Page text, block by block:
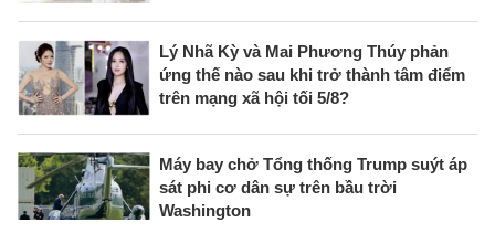
Lý Nhã Kỳ và Mai Phương Thúy phản
ứng thế nào sau khi trở thành tâm điểm
trên mạng xã hội tối 5/8?
Máy bay chở Tổng thống Trump suýt áp
sát phi cơ dân sự trên bầu trời
Washington